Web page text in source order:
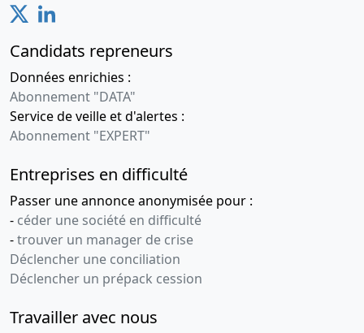
Candidats repreneurs
Données enrichies :
Abonnement "DATA"
Service de veille et d'alertes :
Abonnement "EXPERT"
Entreprises en difficulté
Passer une annonce anonymisée pour :
- céder une société en difficulté
-trouver un manager de crise
Déclencher une conciliation
Déclencher un prépack cession
Travailler avec nous